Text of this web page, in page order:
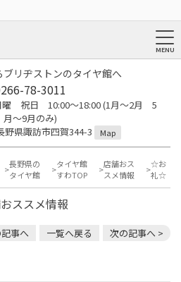
リヂストンのタイヤ館へ
78-3011
曜 祝日 10:00〜18:00 (1月〜2月 5
月〜9月のみ)
県諏訪市四賀344-3
Map
長野県の
タイヤ館
タイヤ館
すわTOP
店舗おス
スメ情報
☆お
礼☆
ススメ情報
事へ 一覧へ戻る 次の記事へ >